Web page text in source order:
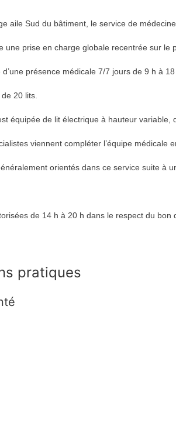
aile Sud du bâtiment, le service de
une prise en charge globale recentrée sur le
présence médicale 7/7 jours de 9 h à
20 lits.
équipée de lit électrique à hauteur variable,
viennent compléter l’équipe
orientés dans ce service suite à
de 14 h à 20 h dans le respect du bon
pratiques